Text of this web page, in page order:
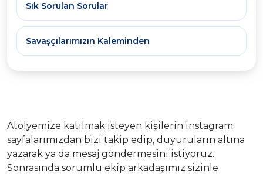
Sık Sorulan Sorular
Savaşçılarımızın Kaleminden
Atölyemize katılmak isteyen kişilerin instagram
sayfalarımızdan bizi takip edip, duyuruların altına
yazarak ya da mesaj göndermesini istiyoruz.
Sonrasında sorumlu ekip arkadaşımız sizinle